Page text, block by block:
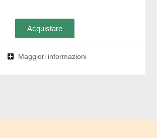
Acquistare
Maggiori informazioni